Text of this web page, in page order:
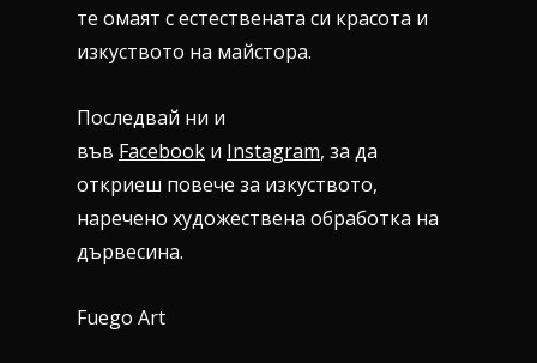
те омаят с естествената си красота и
изкуството на майстора.
Последвай ни и
във Facebook и Instagram, за да
откриеш повече за изкуството,
наречено художествена обработка на
дървесина.
Fuego Art